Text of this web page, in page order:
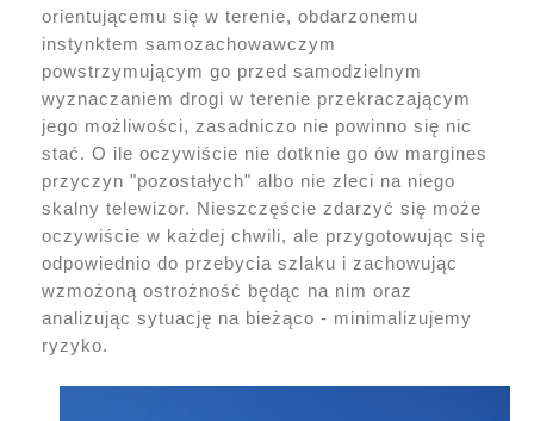
orientującemu się w terenie, obdarzonemu
instynktem samozachowawczym
powstrzymującym go przed samodzielnym
wyznaczaniem drogi w terenie przekraczającym
jego możliwości, zasadniczo nie powinno się nic
stać. O ile oczywiście nie dotknie go ów margines
przyczyn "pozostałych" albo nie zleci na niego
skalny telewizor. Nieszczęście zdarzyć się może
oczywiście w każdej chwili, ale przygotowując się
odpowiednio do przebycia szlaku i zachowując
wzmożoną ostrożność będąc na nim oraz
analizując sytuację na bieżąco - minimalizujemy
ryzyko.